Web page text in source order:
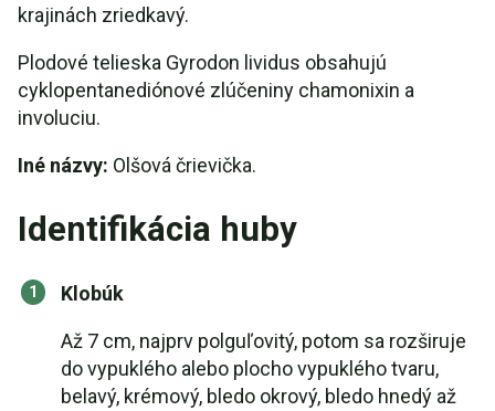
krajinách zriedkavý.
Plodové telieska Gyrodon lividus obsahujú
cyklopentanediónové zlúčeniny chamonixin a
involuciu.
Iné názvy: Olšová črievička.
Identifikácia huby
Klobúk
Až 7 cm, najprv polguľovitý, potom sa rozširuje
do vypuklého alebo plocho vypuklého tvaru,
belavý, krémový, bledo okrový, bledo hnedý až